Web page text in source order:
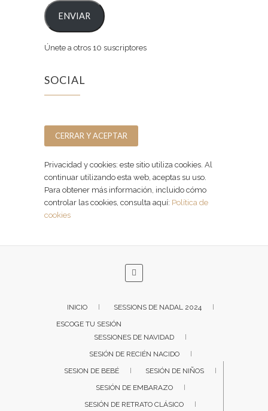
ENVIAR
Únete a otros 10 suscriptores
SOCIAL
Privacidad y cookies: este sitio utiliza cookies. Al
continuar utilizando esta web, aceptas su uso.
Para obtener más información, incluido cómo
controlar las cookies, consulta aquí: Política de
cookies
INICIO
SESSIONS DE NADAL 2024
ESCOGE TU SESIÓN
SESSIONES DE NAVIDAD
SESIÓN DE RECIÉN NACIDO
SESION DE BEBÉ
SESIÓN DE NIÑOS
SESIÓN DE EMBARAZO
SESIÓN DE RETRATO CLÁSICO